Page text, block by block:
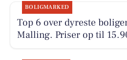
BOLIGMARKED
Top 6 over dyreste
Malling. Priser op til